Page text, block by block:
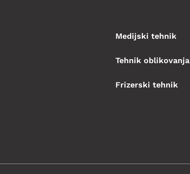
Medijski tehnik
Tehnik oblikovanja
Frizerski tehnik